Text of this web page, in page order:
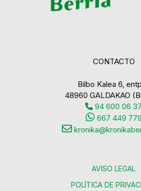
CONTACTO
Bilbo Kalea 6,
48960 GALDAKAO
94 600 06 37
667 449 779
AVISO LEGAL
POLÍTICA DE